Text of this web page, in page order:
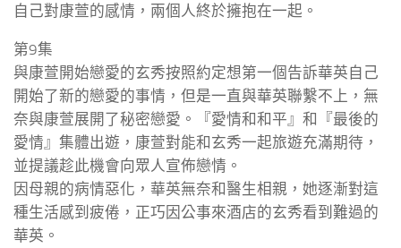
自己對康萱的感情，兩個人終於擁抱在一起。
第9集
與康萱開始戀愛的玄秀按照約定想第一個告訴華英自己
開始了新的戀愛的事情，但是一直與華英聯繫不上，無
奈與康萱展開了秘密戀愛。『愛情和和平』和『最後的
愛情』集體出遊，康萱對能和玄秀一起旅遊充滿期待，
並提議趁此機會向眾人宣佈戀情。
因母親的病情惡化，華英無奈和醫生相親，她逐漸對這
種生活感到疲倦，正巧因公事來酒店的玄秀看到難過的
華英。